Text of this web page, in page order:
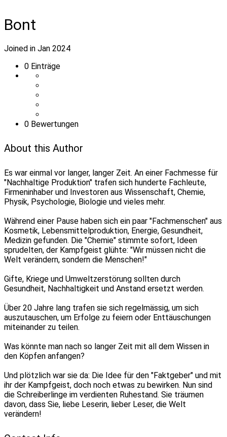
Bont
Joined in Jan 2024
0 Einträge
0 Bewertungen
About this Author
Es war einmal vor langer, langer Zeit. An einer Fachmesse für
"Nachhaltige Produktion" trafen sich hunderte Fachleute,
Firmeninhaber und Investoren aus Wissenschaft, Chemie,
Physik, Psychologie, Biologie und vieles mehr.
Während einer Pause haben sich ein paar "Fachmenschen" aus
Kosmetik, Lebensmittelproduktion, Energie, Gesundheit,
Medizin gefunden. Die "Chemie" stimmte sofort, Ideen
sprudelten, der Kampfgeist glühte: "Wir müssen nicht die
Welt verändern, sondern die Menschen!"
Gifte, Kriege und Umweltzerstörung sollten durch
Gesundheit, Nachhaltigkeit und Anstand ersetzt werden.
Über 20 Jahre lang trafen sie sich regelmässig, um sich
auszutauschen, um Erfolge zu feiern oder Enttäuschungen
miteinander zu teilen.
Was könnte man nach so langer Zeit mit all dem Wissen in
den Köpfen anfangen?
Und plötzlich war sie da: Die Idee für den "Faktgeber" und mit
ihr der Kampfgeist, doch noch etwas zu bewirken. Nun sind
die Schreiberlinge im verdienten Ruhestand. Sie träumen
davon, dass Sie, liebe Leserin, lieber Leser, die Welt
verändern!